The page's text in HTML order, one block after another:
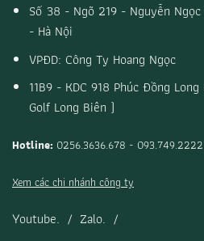
Số 38 - Ngõ 219 - Nguyễn
- Hà Nội
VPĐD: Công Ty Hoang Ngọc
11B9 - KDC 918 Phúc Đồng
Golf Long Biên )
Hotline: 0256.3636.678 - 093.749.2222
Xem các chi nhánh công ty
Youtube. / Zalo. /